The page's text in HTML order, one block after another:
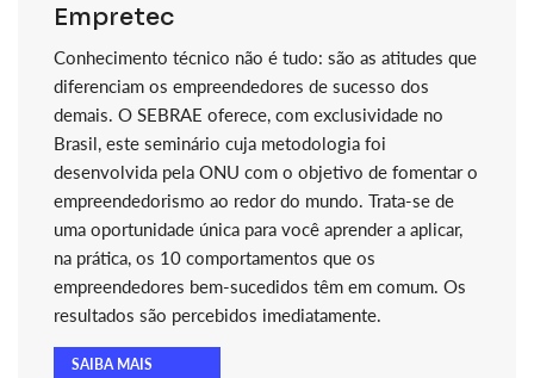
Empretec
Conhecimento técnico não é tudo: são as atitudes que
diferenciam os empreendedores de sucesso dos
demais. O SEBRAE oferece, com exclusividade no
Brasil, este seminário cuja metodologia foi
desenvolvida pela ONU com o objetivo de fomentar o
empreendedorismo ao redor do mundo. Trata-se de
uma oportunidade única para você aprender a aplicar,
na prática, os 10 comportamentos que os
empreendedores bem-sucedidos têm em comum. Os
resultados são percebidos imediatamente.
SAIBA MAIS